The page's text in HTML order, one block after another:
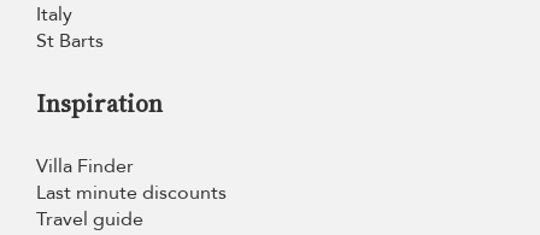
Italy
St Barts
Inspiration
Villa Finder
Last minute discounts
Travel guide